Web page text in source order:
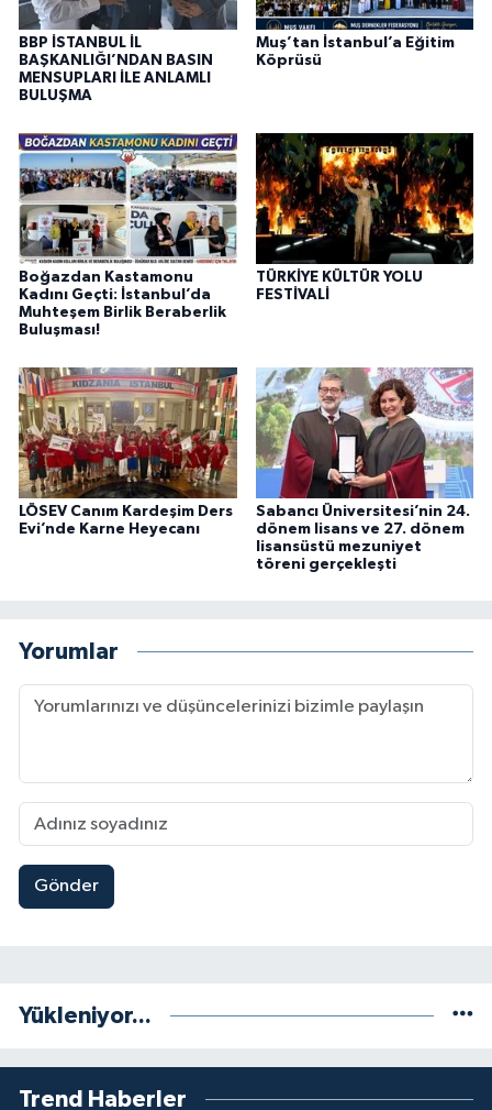
BBP İSTANBUL İL
BAŞKANLIĞI’NDAN BASIN
MENSUPLARI İLE ANLAMLI
BULUŞMA
Muş’tan İstanbul’a Eğitim
Köprüsü
Boğazdan Kastamonu
Kadını Geçti: İstanbul’da
Muhteşem Birlik Beraberlik
Buluşması!
TÜRKİYE KÜLTÜR YOLU
FESTİVALİ
LÖSEV Canım Kardeşim Ders
Evi’nde Karne Heyecanı
Sabancı Üniversitesi’nin 24.
dönem lisans ve 27. dönem
lisansüstü mezuniyet
töreni gerçekleşti
Yorumlar
Gönder
Yükleniyor...
Trend Haberler